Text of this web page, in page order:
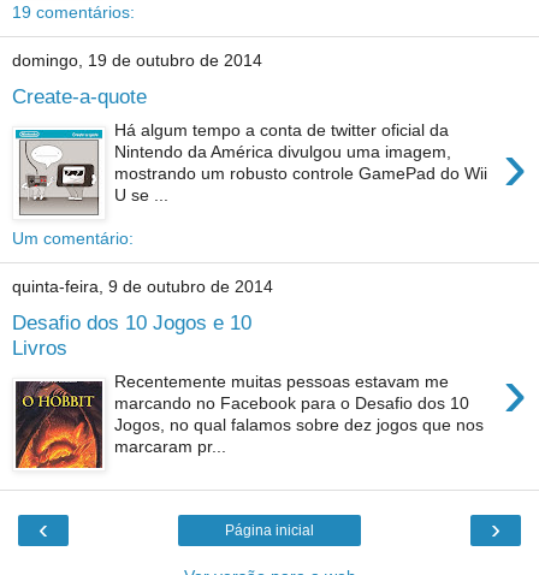
19 comentários:
domingo, 19 de outubro de 2014
Create-a-quote
›
Há algum tempo a conta de twitter oficial da
Nintendo da América divulgou uma imagem,
mostrando um robusto controle GamePad do Wii
U se ...
Um comentário:
quinta-feira, 9 de outubro de 2014
Desafio dos 10 Jogos e 10
Livros
›
Recentemente muitas pessoas estavam me
marcando no Facebook para o Desafio dos 10
Jogos, no qual falamos sobre dez jogos que nos
marcaram pr...
‹ ›
Página inicial